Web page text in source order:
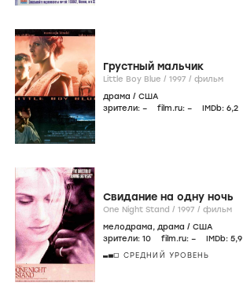
Грустный мальчик
Little Boy Blue / 1997 / фильм
драма / США
зрители: – film.ru: – IMDb: 6,2
Свидание на одну ночь
One Night Stand / 1997 / фильм
мелодрама, драма / США
зрители: 10 film.ru: – IMDb: 5,9
СРЕДНИЙ УРОВЕНЬ